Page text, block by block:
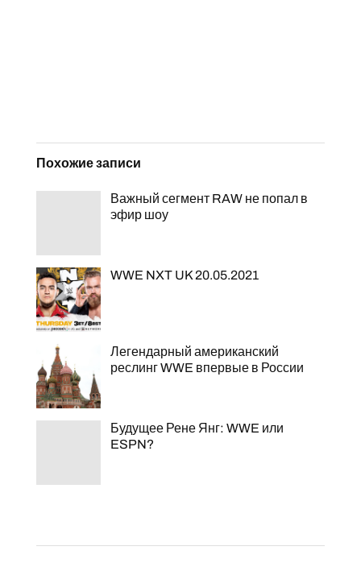
Похожие записи
Важный сегмент RAW не попал в
эфир шоу
WWE NXT UK 20.05.2021
Легендарный американский
реслинг WWE впервые в России
Будущее Рене Янг: WWE или
ESPN?